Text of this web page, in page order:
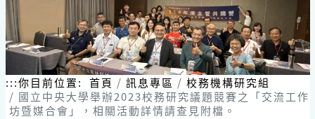
:::你目前位置: 首頁 訊息專區
校務機構研究組
國立中央大學舉辦2023校務研究議題競賽之「交流工作
坊暨媒合會」，相關活動詳情請查見附檔。